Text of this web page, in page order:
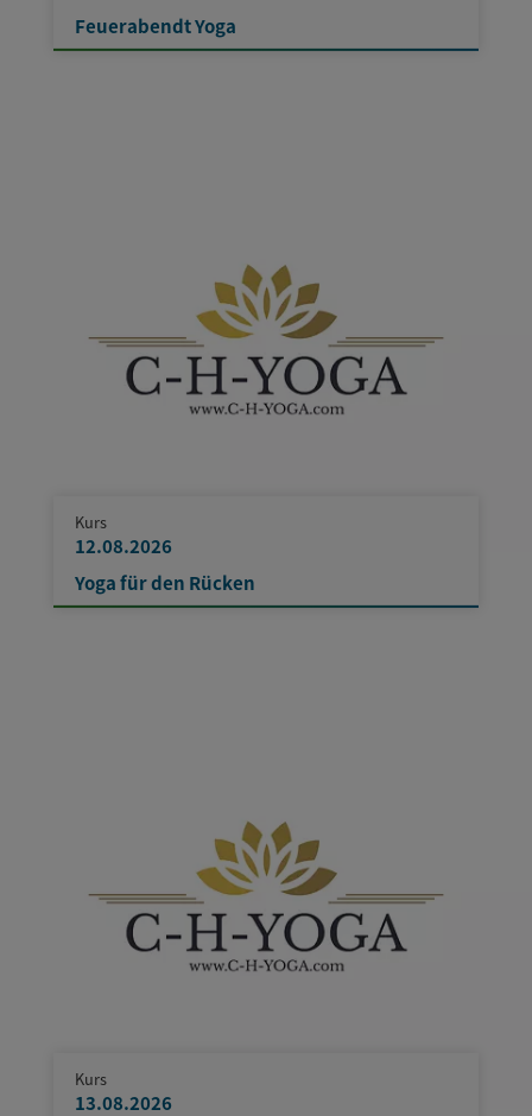
Feuerabendt Yoga
Kurs
12.08.2026
Yoga für den Rücken
Kurs
13.08.2026